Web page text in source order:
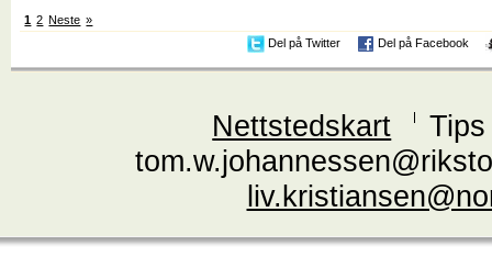
1 2 Neste »
Del på Twitter
Del på Facebook
Nettstedskart